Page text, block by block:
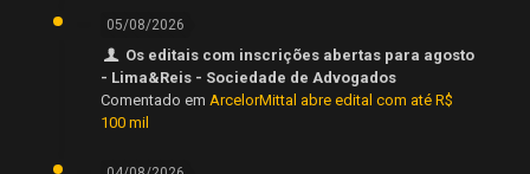
05/08/2026
Os editais com inscrições abertas para agosto
- Lima&Reis - Sociedade de Advogados
Comentado em ArcelorMittal abre edital com até R$
100 mil